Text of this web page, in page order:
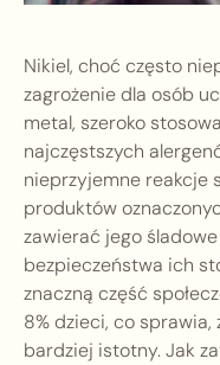
Nikiel, choć często
zagrożenie dla osób
metal, szeroko
najczęstszych
nieprzyjemne reakcje
produktów
zawierać jego
bezpieczeństwa ich
znaczną część
8% dzieci, co
bardziej istotny. Jak